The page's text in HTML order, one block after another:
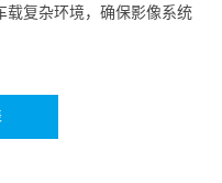
载复杂环境，确保影像系统